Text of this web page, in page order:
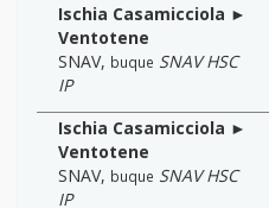
Ischia Casamicciola ►
Ventotene
SNAV, buque SNAV HSC
IP
Ischia Casamicciola ►
Ventotene
SNAV, buque SNAV HSC
IP